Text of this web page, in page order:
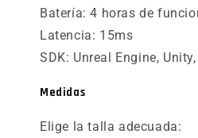
Batería: 4 horas de
Latencia: 15ms
SDK: Unreal Engine,
Medidas
Elige la talla adecuada: